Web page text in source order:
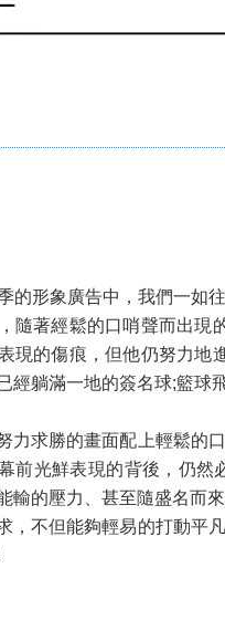
的形象廣告中，我們一如
隨著經鬆的口哨聲而出現
現的傷痕，但他仍努力地
經躺滿一地的簽名球;籃球
力求勝的畫面配上輕鬆的
前光鮮表現的背後，仍然
輸的壓力、甚至隨盛名而
，不但能夠輕易的打動平